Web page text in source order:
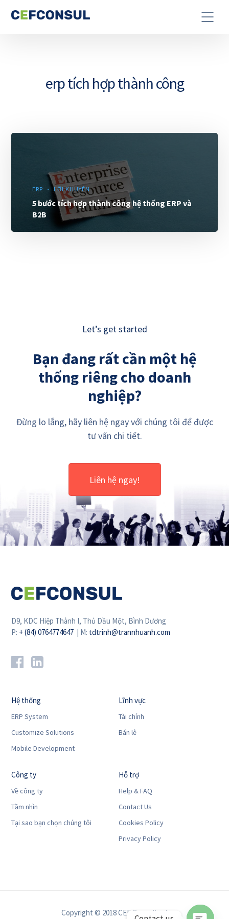
erp tích hợp thành công
ERP LỜI KHUYÊN
5 bước tích hợp thành công hệ thống ERP và
B2B
Let’s get started
Bạn đang rất cần một hệ
thống riêng cho doanh
nghiệp?
Đừng lo lắng, hãy liên hệ ngay với chúng tôi để được
tư vấn chi tiết.
Liên hệ ngay!
D9, KDC Hiệp Thành I, Thủ Dầu Một, Bình Dương
P: + (84) 0764774647 | M: tdtrinh@trannhuanh.com
Hệ thống
ERP System
Customize Solutions
Mobile Development
Lĩnh vực
Tài chính
Bán lẻ
Công ty
Về công ty
Tầm nhìn
Tại sao bạn chọn chúng tôi
Hỗ trợ
Help & FAQ
Contact Us
Cookies Policy
Privacy Policy
Copyright © 2018 CEF Consultant